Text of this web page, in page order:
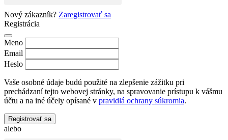
Nový zákazník? Zaregistrovať sa
Registrácia
Meno
Email
Heslo
Vaše osobné údaje budú použité na zlepšenie zážitku pri
prechádzaní tejto webovej stránky, na spravovanie prístupu k vášmu
účtu a na iné účely opísané v pravidlá ochrany súkromia.
Registrovať sa
alebo